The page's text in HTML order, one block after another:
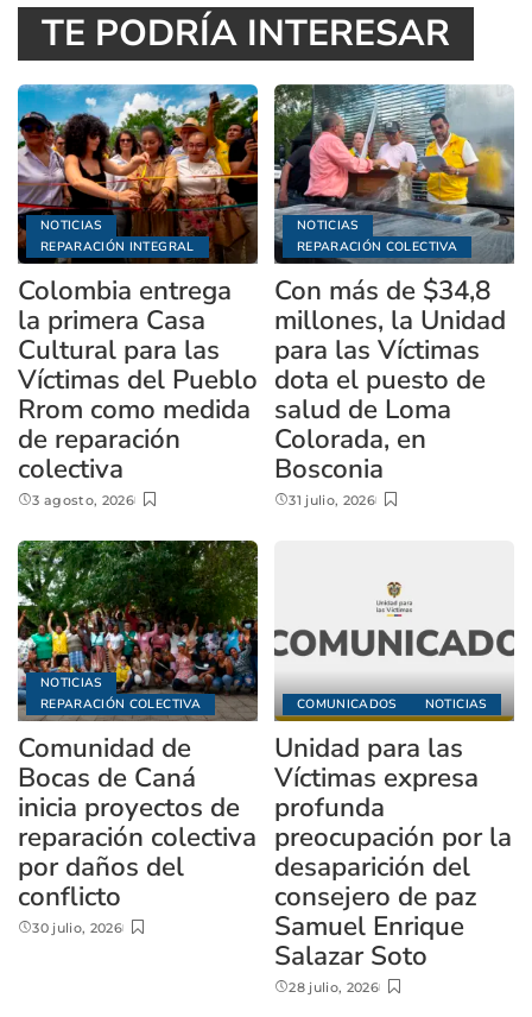
TE PODRÍA INTERESAR
NOTICIAS
REPARACIÓN INTEGRAL
Colombia entrega
la primera Casa
Cultural para las
Víctimas del Pueblo
Rrom como medida
de reparación
colectiva
3 agosto, 2026
NOTICIAS
REPARACIÓN COLECTIVA
Con más de $34,8
millones, la Unidad
para las Víctimas
dota el puesto de
salud de Loma
Colorada, en
Bosconia
31 julio, 2026
NOTICIAS
REPARACIÓN COLECTIVA
Comunidad de
Bocas de Caná
inicia proyectos de
reparación colectiva
por daños del
conflicto
30 julio, 2026
COMUNICADOS NOTICIAS
Unidad para las
Víctimas expresa
profunda
preocupación por la
desaparición del
consejero de paz
Samuel Enrique
Salazar Soto
28 julio, 2026